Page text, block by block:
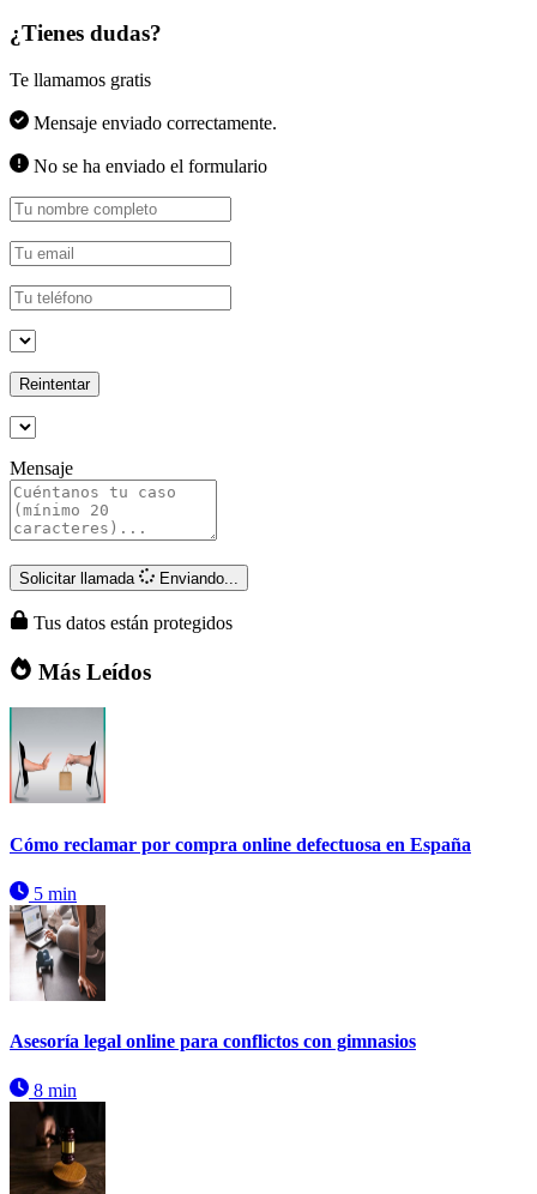
¿Tienes dudas?
Te llamamos gratis
Mensaje enviado correctamente.
No se ha enviado el formulario
Reintentar
Mensaje
Solicitar llamada Enviando...
Tus datos están protegidos
Más Leídos
Cómo reclamar por compra online defectuosa en España
5 min
Asesoría legal online para conflictos con gimnasios
8 min